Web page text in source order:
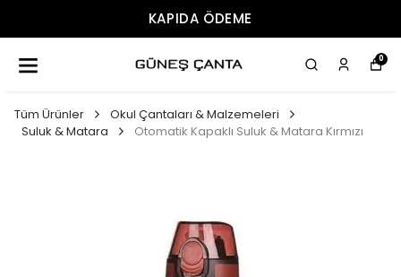
0
Tüm Ürünler
Okul Çantaları & Malzemeleri
Suluk & Matara
Otomatik Kapaklı Suluk & Matara Kırmızı